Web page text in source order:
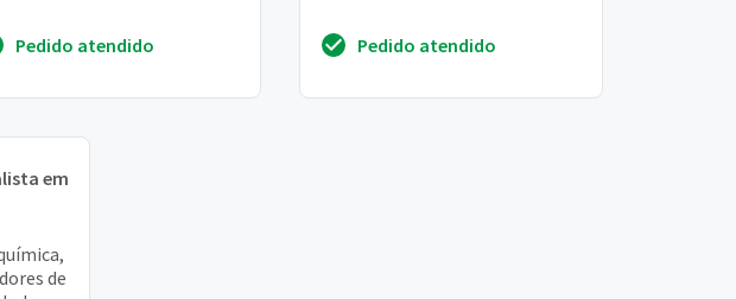
Pedido atendido Pedido atendido
em
de